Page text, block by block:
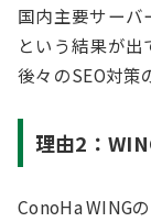
国内主要サーバ
という結果が出
後々のSEO対策
理由2：
ConoHa WING